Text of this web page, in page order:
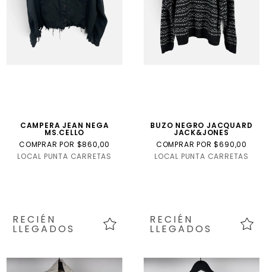
CAMPERA JEAN NEGA
MS.CELLO
COMPRAR POR $860,00
LOCAL PUNTA CARRETAS
BUZO NEGRO JACQUARD
JACK&JONES
COMPRAR POR $690,00
LOCAL PUNTA CARRETAS
RECIÉN
LLEGADOS
RECIÉN
LLEGADOS